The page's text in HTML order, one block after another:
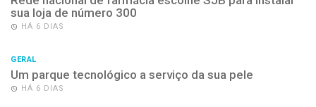
sua loja de número 300
HÁ 6 DIAS
GERAL
Um parque tecnológico a serviço da sua pele
HÁ 6 DIAS